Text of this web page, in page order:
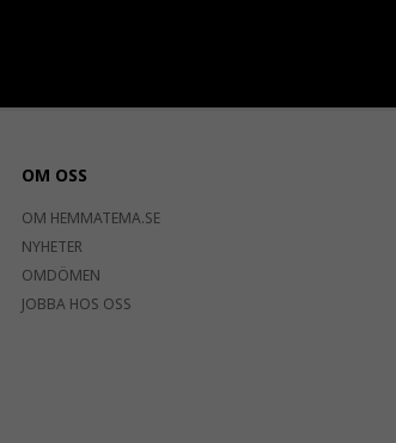
OM OSS
OM HEMMATEMA.SE
NYHETER
OMDÖMEN
JOBBA HOS OSS